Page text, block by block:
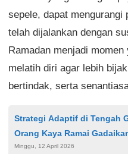
sepele, dapat mengurangi
telah dijalankan dengan
Ramadan menjadi
melatih diri agar lebih
bertindak, serta
Strategi Adaptif di Tengah
Orang Kaya Ramai
untuk Likuiditas Cepat dan
Minggu, 12 April 2026